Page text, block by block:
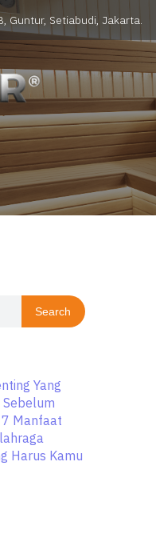
Guntur, Setiabudi, Jakarta.
Search
Yang
7 Manfaat
Harus Kamu